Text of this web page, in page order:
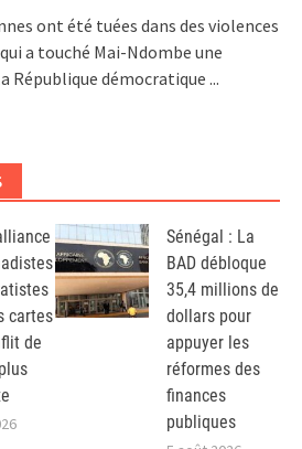
ont été tuées dans des violences
a touché Mai-Ndombe une
République démocratique ...
cartes
de
Sénégal : La
BAD débloque
35,4 millions de
dollars pour
appuyer les
réformes des
finances
publiques